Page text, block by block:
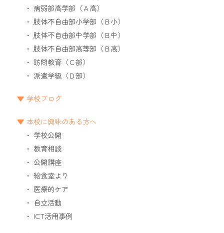
病弱部高学部（Ａ高）
肢体不自由部小学部（Ｂ小）
肢体不自由部中学部（Ｂ中）
肢体不自由部高等部（Ｂ高）
訪問教育（Ｃ部）
派遣学級（Ｄ部）
学校ブログ
本校に興味のある方へ
学校公開
教育相談
公開講座
給食室より
医療的ケア
自立活動
ICT活用事例